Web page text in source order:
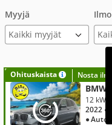
Myyjä
Kaikki myyjät
Ohituskaista Nosta
BMW
12
2022 ●
●